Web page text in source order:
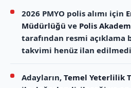
2026 PMYO polis alımı için
Müdürlüğü ve Polis
tarafından resmi açıklama
takvimi henüz ilan
Adayların, Temel Yeterlilik